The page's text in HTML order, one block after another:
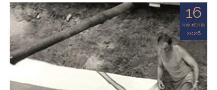
16
kwietnia
2026